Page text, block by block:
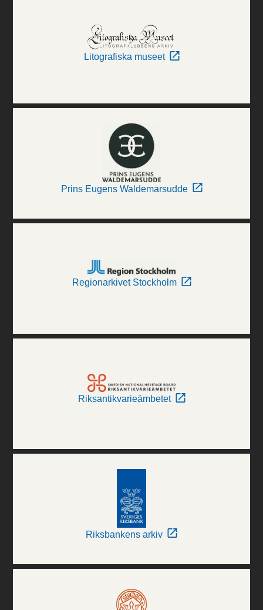
Litografiska museet
Prins Eugens Waldemarsudde
Regionarkivet Stockholm
Riksantikvarieämbetet
Riksbankens arkiv